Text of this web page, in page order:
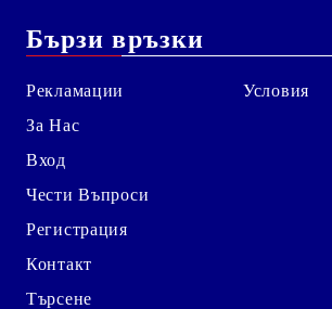
Бързи връзки
Рекламации
За Нас
Вход
Чести Въпроси
Регистрация
Контакт
Търсене
Условия